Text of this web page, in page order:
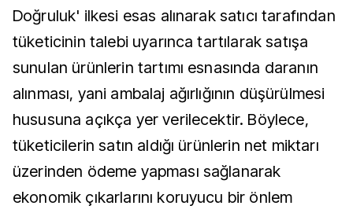
Doğruluk' ilkesi esas alınarak satıcı tarafından
tüketicinin talebi uyarınca tartılarak satışa
sunulan ürünlerin tartımı esnasında daranın
alınması, yani ambalaj ağırlığının düşürülmesi
hususuna açıkça yer verilecektir. Böylece,
tüketicilerin satın aldığı ürünlerin net miktarı
üzerinden ödeme yapması sağlanarak
ekonomik çıkarlarını koruyucu bir önlem